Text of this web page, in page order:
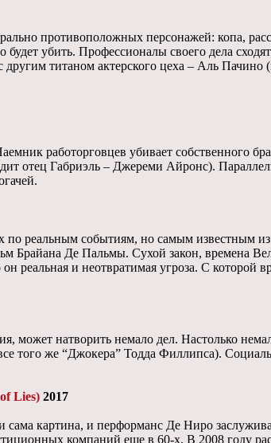
противоположных персонажей: копа,
убить. Профессионалы своего дела
титаном актерского цеха – Аль
работорговцев убивает собственного
отец Габриэль – Джереми Айронс).
реальным событиям, но самым известным
Брайана Де Пальмы. Сухой закон, времена
реальная и неотвратимая угроза. С
натворить немало дел. Настолько
того же “Джокера” Тодда Филлипса).
Lies) 2017
картина, и перформанс Де Ниро
компаний еще в 60-х. В 2008 году